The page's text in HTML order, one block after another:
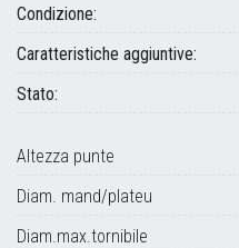
Condizione:
Caratteristiche aggiuntive:
Stato:
Altezza punte
Diam. mand/plateu
Diam.max.tornibile